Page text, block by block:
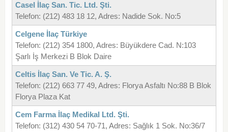
Casel İlaç San. Tic. Ltd. Şti.
Telefon: (212) 483 18 12, Adres: Nadide Sok. No:5
Celgene İlaç Türkiye
Telefon: (212) 354 1800, Adres: Büyükdere Cad. N:103
Şarlı İş Merkezi B Blok Daire
Celtis İlaç San. Ve Tic. A. Ş.
Telefon: (212) 663 77 49, Adres: Florya Asfaltı No:88 B Blok
Florya Plaza Kat
Cem Farma İlaç Medikal Ltd. Şti.
Telefon: (312) 430 54 70-71, Adres: Sağlık 1 Sok. No:36/7